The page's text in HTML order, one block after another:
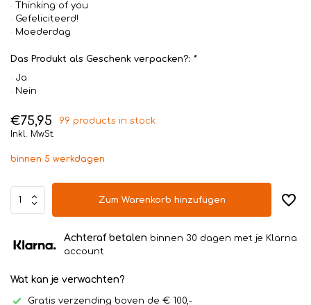
Thinking of you
Gefeliciteerd!
Moederdag
Das Produkt als Geschenk verpacken?: *
Ja
Nein
€75,95
99 products in stock
Inkl. MwSt.
binnen 5 werkdagen
Zum Warenkorb hinzufügen
Achteraf betalen binnen 30 dagen met je Klarna
account
Wat kan je verwachten?
Gratis verzending boven de € 100,-